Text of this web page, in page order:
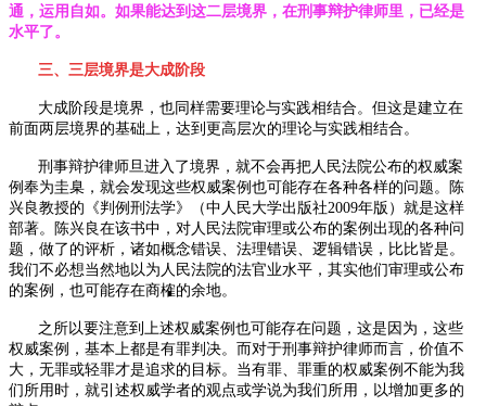
通，运用自如。如果能达到这二层境界，在刑事辩护律师里，已经是
水平了。
三、三层境界是大成阶段
大成阶段是境界，也同样需要理论与实践相结合。但这是建立在
前面两层境界的基础上，达到更高层次的理论与实践相结合。
刑事辩护律师旦进入了境界，就不会再把人民法院公布的权威案
例奉为圭臬，就会发现这些权威案例也可能存在各种各样的问题。陈
兴良教授的《判例刑法学》（中人民大学出版社2009年版）就是这样
部著。陈兴良在该书中，对人民法院审理或公布的案例出现的各种问
题，做了的评析，诸如概念错误、法理错误、逻辑错误，比比皆是。
我们不必想当然地以为人民法院的法官业水平，其实他们审理或公布
的案例，也可能存在商榷的余地。
之所以要注意到上述权威案例也可能存在问题，这是因为，这些
权威案例，基本上都是有罪判决。而对于刑事辩护律师而言，价值不
大，无罪或轻罪才是追求的目标。当有罪、罪重的权威案例不能为我
们所用时，就引述权威学者的观点或学说为我们所用，以增加更多的